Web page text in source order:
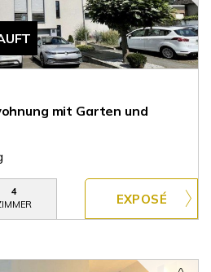
mit Garten und
4